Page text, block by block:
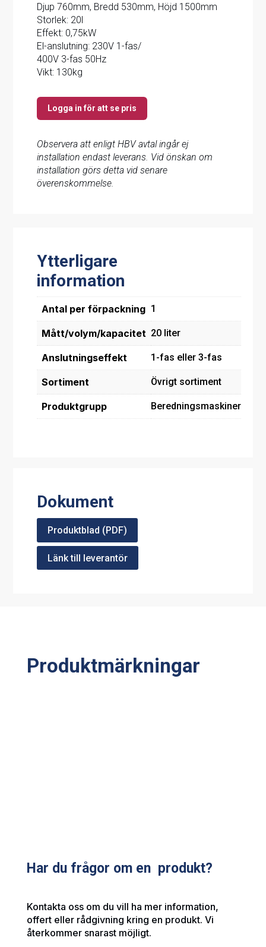
Djup 760mm, Bredd 530mm, Höjd 1500mm
Storlek: 20l
Effekt: 0,75kW
El-anslutning: 230V 1-fas/
400V 3-fas 50Hz
Vikt: 130kg
Logga in för att se pris
Observera att enligt HBV avtal ingår ej
installation endast leverans. Vid önskan om
installation görs detta vid senare
överenskommelse.
Ytterligare
information
Antal per förpackning 1
Mått/volym/kapacitet 20 liter
Anslutningseffekt 1-fas eller 3-fas
Sortiment Övrigt sortiment
Produktgrupp Beredningsmaskiner
Dokument
Produktblad (PDF)
Länk till leverantör
Produktmärkningar
Har du frågor om en produkt?
Kontakta oss om du vill ha mer information,
offert eller rådgivning kring en produkt. Vi
återkommer snarast möjligt.